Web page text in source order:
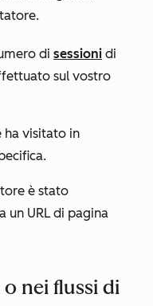
di sessioni di
sul vostro
ha visitato in
è stato
un URL di pagina
o nei flussi di